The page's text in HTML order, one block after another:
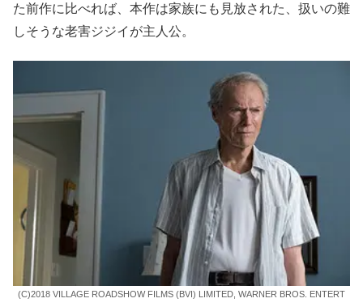
た前作に比べれば、本作は家族にも見放された、扱いの難
しそうな老害ジジイが主人公。
(C)2018 VILLAGE ROADSHOW FILMS (BVI) LIMITED, WARNER BROS. ENTERT